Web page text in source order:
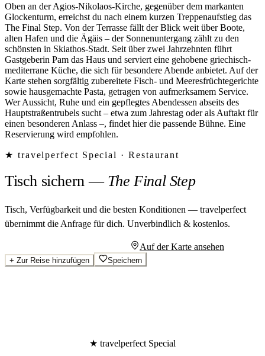
Oben an der Agios-Nikolaos-Kirche, gegenüber dem markanten
Glockenturm, erreichst du nach einem kurzen Treppenaufstieg das
The Final Step. Von der Terrasse fällt der Blick weit über Boote,
alten Hafen und die Ägäis – der Sonnenuntergang zählt zu den
schönsten in Skiathos-Stadt. Seit über zwei Jahrzehnten führt
Gastgeberin Pam das Haus und serviert eine gehobene griechisch-
mediterrane Küche, die sich für besondere Abende anbietet. Auf der
Karte stehen sorgfältig zubereitete Fisch- und Meeresfrüchtegerichte
sowie hausgemachte Pasta, getragen von aufmerksamem Service.
Wer Aussicht, Ruhe und ein gepflegtes Abendessen abseits des
Hauptstraßentrubels sucht – etwa zum Jahrestag oder als Auftakt für
einen besonderen Anlass –, findet hier die passende Bühne. Eine
Reservierung wird empfohlen.
★ travelperfect Special · Restaurant
Tisch sichern— The Final Step
Tisch, Verfügbarkeit und die besten Konditionen — travelperfect
übernimmt die Anfrage für dich. Unverbindlich & kostenlos.
Auf der Karte ansehen
+ Zur Reise hinzufügen Speichern
★ travelperfect Special